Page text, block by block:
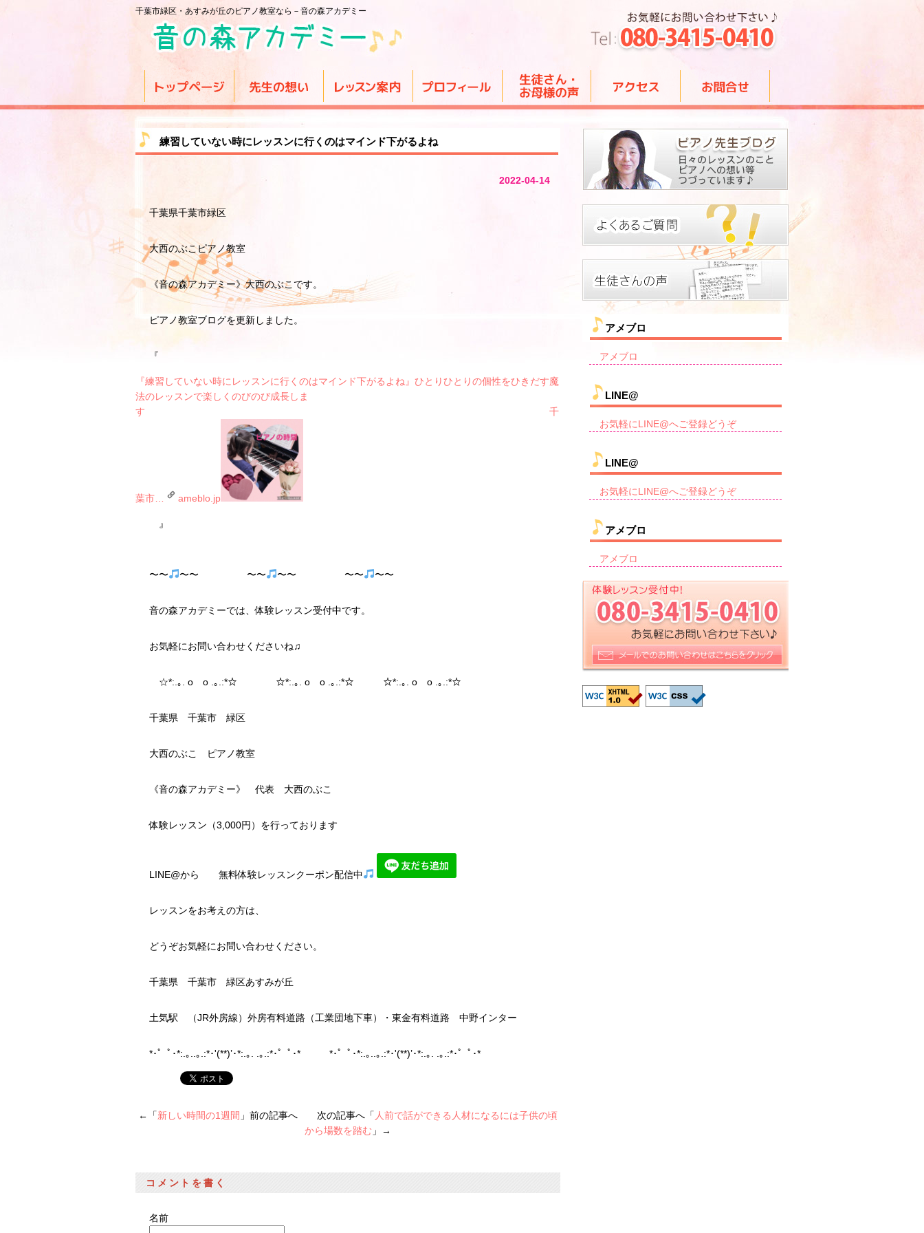
千葉市緑区・あすみが丘のピアノ教室なら－音の森アカデミー
練習していない時にレッスンに行くのはマインド下がるよね
2022-04-14
千葉県千葉市緑区
大西のぶこピアノ教室
《音の森アカデミー》大西のぶこです。
ピアノ教室ブログを更新しました。
『
『練習していない時にレッスンに行くのはマインド下がるよね』 ひとりひとりの個性をひきだす魔
法のレッスンで楽しくのびのび成長しま
す 千
葉市… ameblo.jp
』
〜〜 〜〜 〜〜 〜〜 〜〜 〜〜
音の森アカデミーでは、体験レッスン受付中です。
お気軽にお問い合わせくださいね♫
☆*:.｡. o o .｡.:*☆ ☆*:.｡. o o .｡.:*☆ ☆*:.｡. o o .｡.:*☆
千葉県 千葉市 緑区
大西のぶこ ピアノ教室
《音の森アカデミー》 代表 大西のぶこ
体験レッスン（3,000円）を行っております
LINE@から 無料体験レッスンクーポン配信中
レッスンをお考えの方は、
どうぞお気軽にお問い合わせください。
千葉県 千葉市 緑区あすみが丘
土気駅 （JR外房線）外房有料道路（工業団地下車）・東金有料道路 中野インター
*･゜ﾟ･*:.｡..｡.:*･'(**)’･*:.｡. .｡.:*･゜ﾟ･* *･゜ﾟ･*:.｡..｡.:*･'(**)’･*:.｡. .｡.:*･゜ﾟ･*
←「新しい時間の1週間 」前の記事へ 次の記事へ「 人前で話ができる人材になるには子供の頃
から場数を踏む 」→
コメントを書く
名前
アメブロ
アメブロ
LINE@
お気軽にLINE@へご登録どうぞ
LINE@
お気軽にLINE@へご登録どうぞ
アメブロ
アメブロ